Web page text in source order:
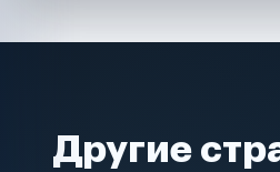
Другие